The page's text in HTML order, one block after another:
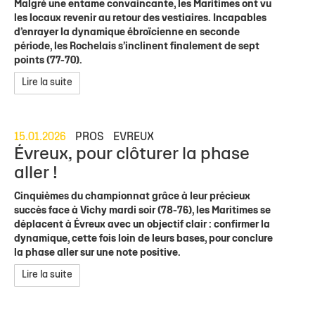
Malgré une entame convaincante, les Maritimes ont vu
les locaux revenir au retour des vestiaires. Incapables
d’enrayer la dynamique ébroïcienne en seconde
période, les Rochelais s’inclinent finalement de sept
points (77-70).
Lire la suite
15.01.2026 PROS EVREUX
Évreux, pour clôturer la phase
aller !
Cinquièmes du championnat grâce à leur précieux
succès face à Vichy mardi soir (78-76), les Maritimes se
déplacent à Évreux avec un objectif clair : confirmer la
dynamique, cette fois loin de leurs bases, pour conclure
la phase aller sur une note positive.
Lire la suite